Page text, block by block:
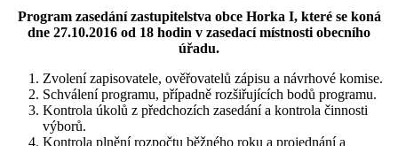
Program zasedání zastupitelstva obce Horka I, které se koná
dne 27.10.2016 od 18 hodin v zasedací místnosti obecního
úřadu.
Zvolení zapisovatele, ověřovatelů zápisu a návrhové komise.
Schválení programu, případně rozšiřujících bodů programu.
Kontrola úkolů z předchozích zasedání a kontrola činnosti
výborů.
Kontrola plnění rozpočtu běžného roku a projednání a